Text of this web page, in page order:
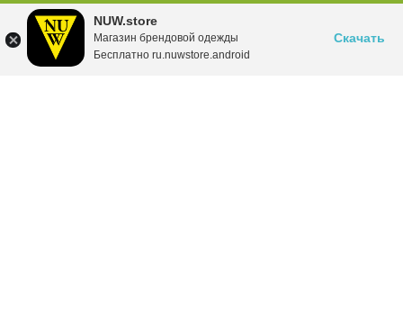
NUW.store
Магазин брендовой одежды
Бесплатно ru.nuwstore.android
Скачать